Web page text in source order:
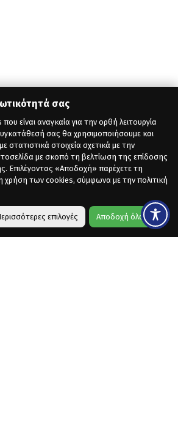
σας
είναι αναγκαία για την ορθή λειτουργία
σας θα χρησιμοποιήσουμε και
στατιστικά στοιχεία σχετικά με την
με σκοπό τη βελτίωση της επίδοσης
Επιλέγοντας «Αποδοχή» παρέχετε τη
χρήση των cookies, σύμφωνα με την πολιτική
επιλογές Αποδοχή όλων